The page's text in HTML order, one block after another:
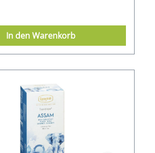
In den Warenkorb